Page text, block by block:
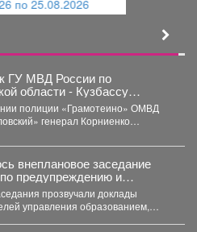
по 25.08.2026
ГУ МВД России по
области - Кузбассу
проверил работу
отдела МВД России
полиции «Грамотеино» ОМВД
генерал Корниенко
внеплановое заседание
предупреждению и
чрезвычайных ситуаций и
прозвучали доклады
управления образованием,